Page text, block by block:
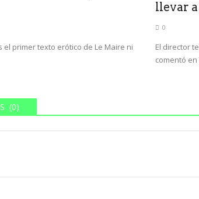
el primer texto erótico de Le Maire ni
llevar a
0
El director
comentó en
(0)
de perfectos desconocidos
una boda en la playa, en...